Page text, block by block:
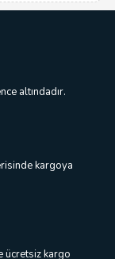
altındadır.
kargoya
ücretsiz kargo